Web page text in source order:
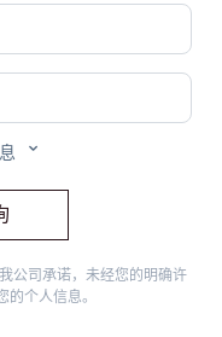

公司承诺，未经您的明确许
个人信息。